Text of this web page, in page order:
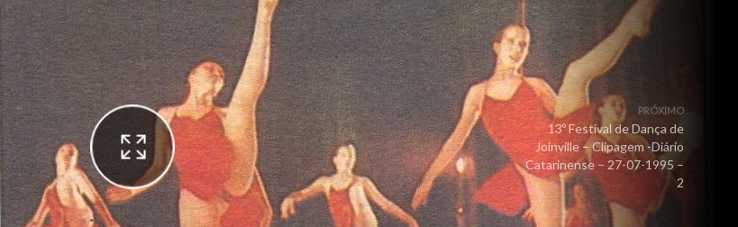
PRÓXIMO
13º Festival de Dança de
Joinville – Clipagem -Diário
Catarinense – 27-07-1995 –
2